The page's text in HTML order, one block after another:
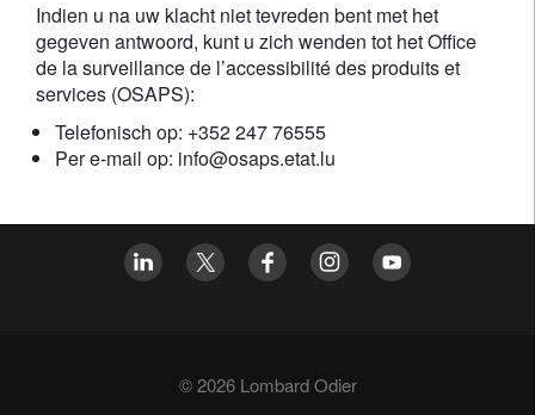
Indien u na uw klacht niet tevreden bent met het
gegeven antwoord, kunt u zich wenden tot het Office
de la surveillance de l’accessibilité des produits et
services (OSAPS):
Telefonisch op: +352 247 76555
Per e‑mail op: info@osaps.etat.lu
© 2026 Lombard Odier